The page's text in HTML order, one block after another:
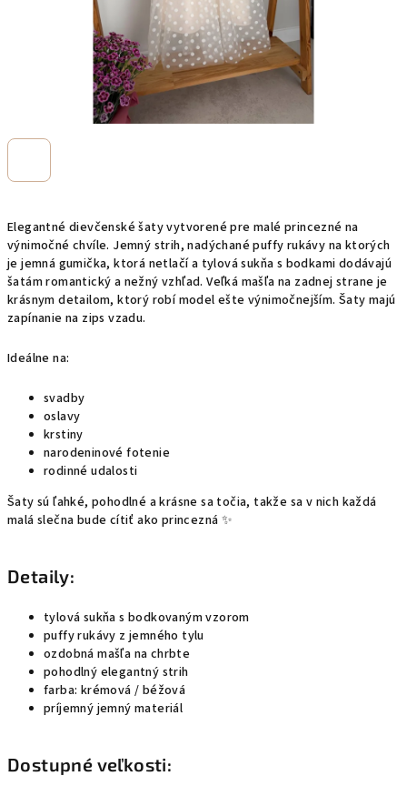
Elegantné dievčenské šaty vytvorené pre malé princezné na
výnimočné chvíle. Jemný strih, nadýchané puffy rukávy na ktorých
je jemná gumička, ktorá netlačí a tylová sukňa s bodkami dodávajú
šatám romantický a nežný vzhľad. Veľká mašľa na zadnej strane je
krásnym detailom, ktorý robí model ešte výnimočnejším. Šaty majú
zapínanie na zips vzadu.
Ideálne na:
svadby
oslavy
krstiny
narodeninové fotenie
rodinné udalosti
Šaty sú ľahké, pohodlné a krásne sa točia, takže sa v nich každá
malá slečna bude cítiť ako princezná ✨
Detaily:
tylová sukňa s bodkovaným vzorom
puffy rukávy z jemného tylu
ozdobná mašľa na chrbte
pohodlný elegantný strih
farba: krémová / béžová
príjemný jemný materiál
Dostupné veľkosti: